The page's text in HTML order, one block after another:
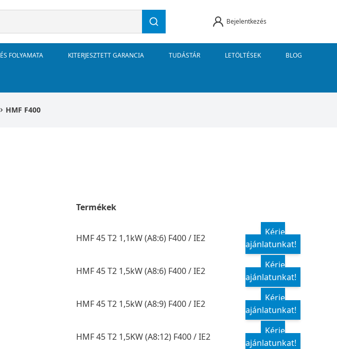
Bejelentkezés
FOLYAMATA KITERJESZTETT GARANCIA TUDÁSTÁR LETÖLTÉSEK BLOG
HMF F400
Termékek
HMF 45 T2 1,1kW (A8:6) F400 / IE2
Kérje
ajánlatunkat!
HMF 45 T2 1,5kW (A8:6) F400 / IE2
Kérje
ajánlatunkat!
HMF 45 T2 1,5kW (A8:9) F400 / IE2
Kérje
ajánlatunkat!
HMF 45 T2 1,5KW (A8:12) F400 / IE2
Kérje
ajánlatunkat!